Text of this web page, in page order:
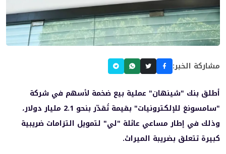
مشاركة الخبر:
أطلق بنك "شينهان" عملية بيع ضخمة لأسهم في شركة
"سامسونغ للإلكترونيات" بقيمة تُقدّر بنحو 2.1 مليار دولار،
وذلك في إطار مساعي عائلة "لي" لتمويل التزامات ضريبية
كبيرة تتعلق بضريبة الميراث.